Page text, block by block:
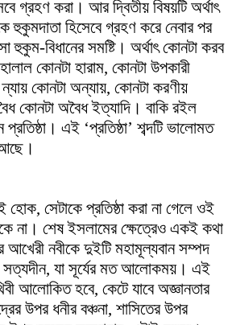
গ্রহণ করা। আর দ্বিতীয় বিষয়টি অর্থাৎ
হিসেবে গ্রহণ করে নেবার পর
বিধানের সমষ্টি। অর্থাৎ কোনটা করব
কোনটা হারাম, কোনটা উপকারী
কোনটা অন্যায়, কোনটা করণীয়
কোনটা অবৈধ ইত্যাদি। বাকি রইল
প্রতিষ্ঠা। এই ‘প্রতিষ্ঠা’ শব্দটি ভালোমত
সেটাকে প্রতিষ্ঠা করা না গেলে ওই
না। শেষ ইসলামের ক্ষেত্রেও একই কথা
নবীকে দুইটি মহামূল্যবান সম্পদ
সত্যদীন, যা সূর্যের মত আলোকময়। এই
আলোকিত হবে, কেটে যাবে অজ্ঞানতার
উপর ধনীর বঞ্চনা, শাসিতের উপর